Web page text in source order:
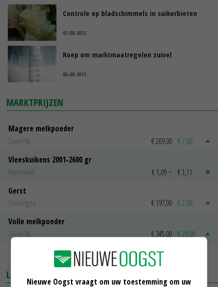
Controle op bladschimmels in suikerbieten
07-08-2012
Roep om marktmaatregelen zuivel
06-08-2012
MARKTPRIJZEN
Magere melkpoeder
Zuivel NL
€ 269,00 € 7,00
Vleeskuikens 2001-2600 gr
Barneveld
€ 1,09 ~ € 1,11
Gerst
Groningen
€ 197,00 € 2,00
Volle melkpoeder
Zuivel NL
€ 345,00 € 20,00
MEER MARKTPRIJZEN
LAATSTE NIEUWS
Nieuwe Oogst vraagt om uw toestemming om uw